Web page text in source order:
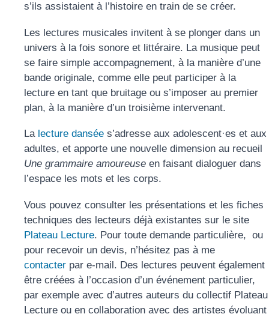
s’ils assistaient à l’histoire en train de se créer.
Les lectures musicales invitent à se plonger dans un
univers à la fois sonore et littéraire. La musique peut
se faire simple accompagnement, à la manière d’une
bande originale, comme elle peut participer à la
lecture en tant que bruitage ou s’imposer au premier
plan, à la manière d’un troisième intervenant.
La lecture dansée s’adresse aux adolescent·es et aux
adultes, et apporte une nouvelle dimension au recueil
Une grammaire amoureuse en faisant dialoguer dans
l’espace les mots et les corps.
Vous pouvez consulter les présentations et les fiches
techniques des lecteurs déjà existantes sur le site
Plateau Lecture. Pour toute demande particulière, ou
pour recevoir un devis, n’hésitez pas à me
contacter par e-mail. Des lectures peuvent également
être créées à l’occasion d’un événement particulier,
par exemple avec d’autres auteurs du collectif Plateau
Lecture ou en collaboration avec des artistes évoluant